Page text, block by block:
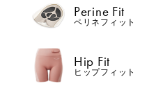
AMBASSADOR
ブランド パートナー
Perine Fit
ペリネフィット
Hip Fit
ヒップフィット
おすすめ